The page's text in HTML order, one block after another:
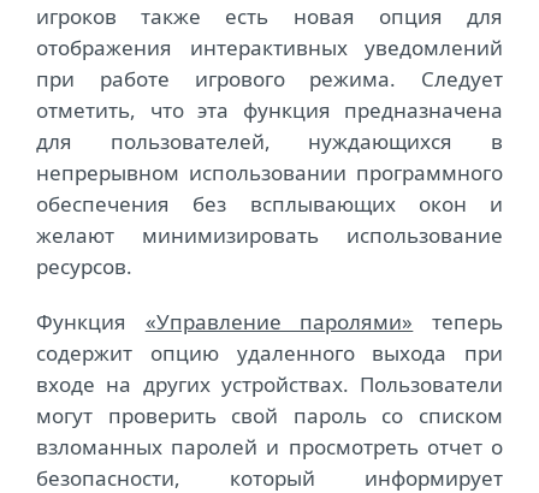
игроков также есть новая опция для
отображения интерактивных уведомлений
при работе игрового режима. Следует
отметить, что эта функция предназначена
для пользователей, нуждающихся в
непрерывном использовании программного
обеспечения без всплывающих окон и
желают минимизировать использование
ресурсов.
Функция «Управление паролями» теперь
содержит опцию удаленного выхода при
входе на других устройствах. Пользователи
могут проверить свой пароль со списком
взломанных паролей и просмотреть отчет о
безопасности, который информирует